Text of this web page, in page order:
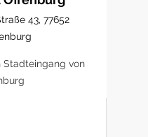
43, 77652
Stadteingang von